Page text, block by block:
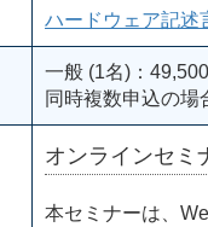
ハードウェア記述
一般 (1名)：
同時複数申込の場
オンラインセミ
本セミナーは、